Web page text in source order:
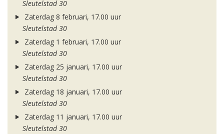
Sleutelstad 30
Zaterdag 8 februari, 17.00 uur
Sleutelstad 30
Zaterdag 1 februari, 17.00 uur
Sleutelstad 30
Zaterdag 25 januari, 17.00 uur
Sleutelstad 30
Zaterdag 18 januari, 17.00 uur
Sleutelstad 30
Zaterdag 11 januari, 17.00 uur
Sleutelstad 30